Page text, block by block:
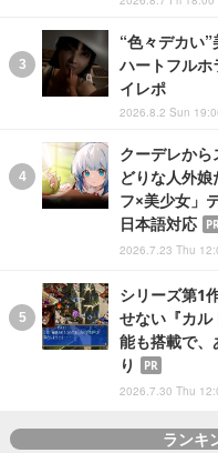
“色々デカい
ハートフル
イレポ
2026.8.2 Sun
クーデレか
どりな人外
フ×美少女」
日本語対応
2026.7.23 Thu
シリーズ第1
せない『カル
能も搭載で、
り
PR
2026.7.30 Thu
ランキ